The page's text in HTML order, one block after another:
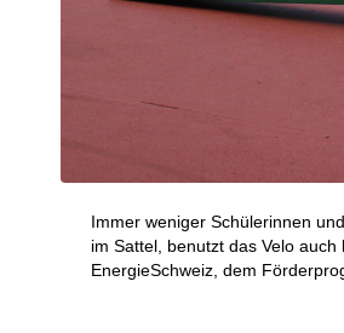
Immer weniger Schülerinnen
im Sattel, benutzt das Velo
EnergieSchweiz, dem